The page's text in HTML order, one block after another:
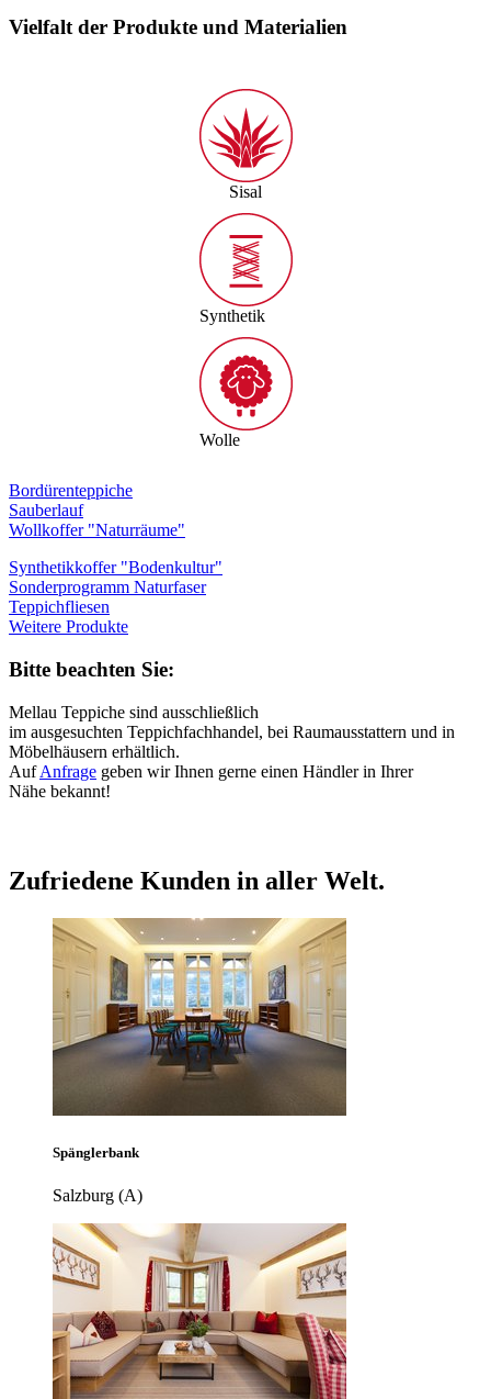
Vielfalt der Produkte und Materialien
Sisal
Synthetik
Wolle
Bordürenteppiche
Sauberlauf
Wollkoffer "Naturräume"
Synthetikkoffer "Bodenkultur"
Sonderprogramm Naturfaser
Teppichfliesen
Weitere Produkte
Bitte beachten Sie:
Mellau Teppiche sind ausschließlich
im ausgesuchten Teppichfachhandel, bei Raumausstattern und in
Möbelhäusern erhältlich.
AufAnfrage geben wir Ihnen gerne einen Händler in Ihrer
Nähe bekannt!
Zufriedene Kunden in aller Welt.
Spänglerbank
Salzburg (A)